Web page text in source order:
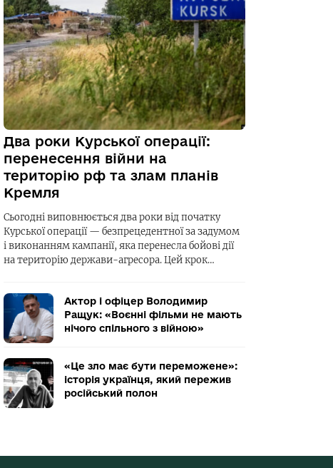
Два роки Курської операції:
перенесення війни на
територію рф та злам планів
Кремля
Сьогодні виповнюється два роки від початку
Курської операції — безпрецедентної за задумом
і виконанням кампанії, яка перенесла бойові дії
на територію держави-агресора. Цей крок…
Актор і офіцер Володимир
Ращук: «Воєнні фільми не мають
нічого спільного з війною»
«Це зло має бути переможене»:
історія українця, який пережив
російський полон